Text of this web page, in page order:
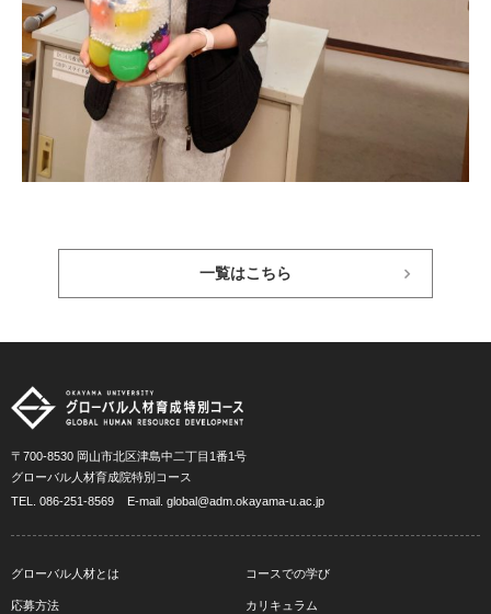
一覧はこちら
〒700-8530 岡山市北区津島中二丁目1番1号
グローバル人材育成院特別コース
TEL. 086-251-8569 E-mail. global@adm.okayama-u.ac.jp
グローバル人材とは コースでの学び
応募方法 カリキュラム